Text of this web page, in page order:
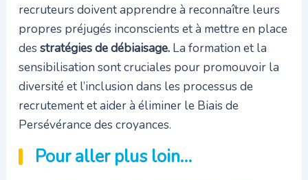
recruteurs doivent apprendre à reconnaître leurs
propres préjugés inconscients et à mettre en place
des stratégies de débiaisage.La formation et la
sensibilisation sont cruciales pour promouvoir la
diversité et l’inclusion dans les processus de
recrutement et aider à éliminer le Biais de
Persévérance des croyances.
Pour aller plus loin…